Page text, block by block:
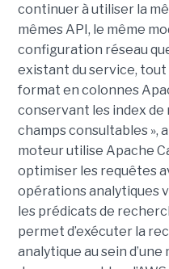
continuer à utiliser la
mêmes API, le même
configuration réseau
existant du service,
format en colonnes
conservant les index
champs consultables »,
moteur utilise Apache
optimiser les requêtes
opérations analytiques
les prédicats de
permet d’exécuter la
analytique au sein